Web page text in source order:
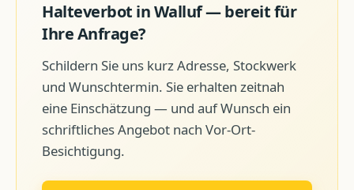
Halteverbot inWalluf— bereit für
Ihre Anfrage?
Schildern Sie uns kurz Adresse, Stockwerk
und Wunschtermin. Sie erhalten zeitnah
eine Einschätzung — und auf Wunsch ein
schriftliches Angebot nach Vor-Ort-
Besichtigung.